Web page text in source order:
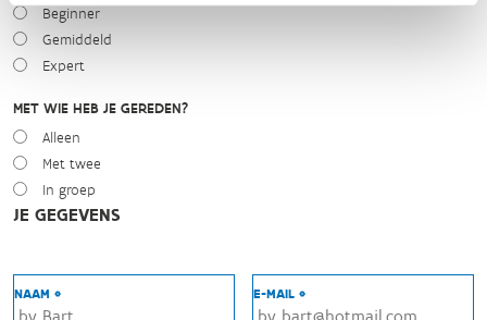
Beginner
Gemiddeld
Expert
MET WIE HEB JE GEREDEN?
Alleen
Met twee
In groep
JE GEGEVENS
NAAM * E-MAIL *